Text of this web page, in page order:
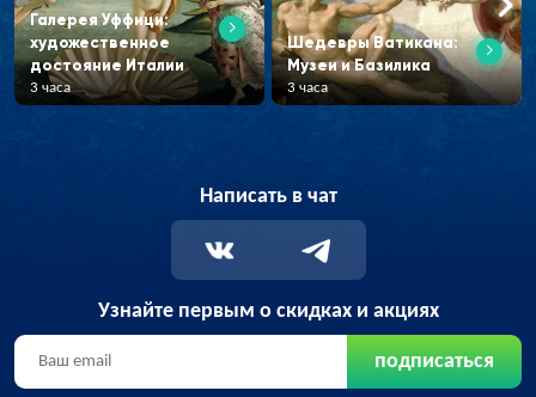
Галерея Уффици:
художественное
достояние Италии
3 часа
Шедевры Ватикана:
Музеи и Базилика
3 часа
Написать в чат
Узнайте первым о скидках и акциях
подписаться